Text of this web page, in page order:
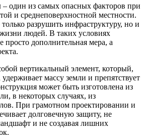
один из самых опасных факторов при
и среднеповерхностной местности.
разрушить инфраструктуру, но и
людей. В таких условиях
просто дополнительная мера, а
вертикальный элемент, который,
массу земли и препятствует
может быть изготовлена из
в некоторых случаях, из
При грамотном проектировании и
долговечную защиту, не
и не создавая лишних